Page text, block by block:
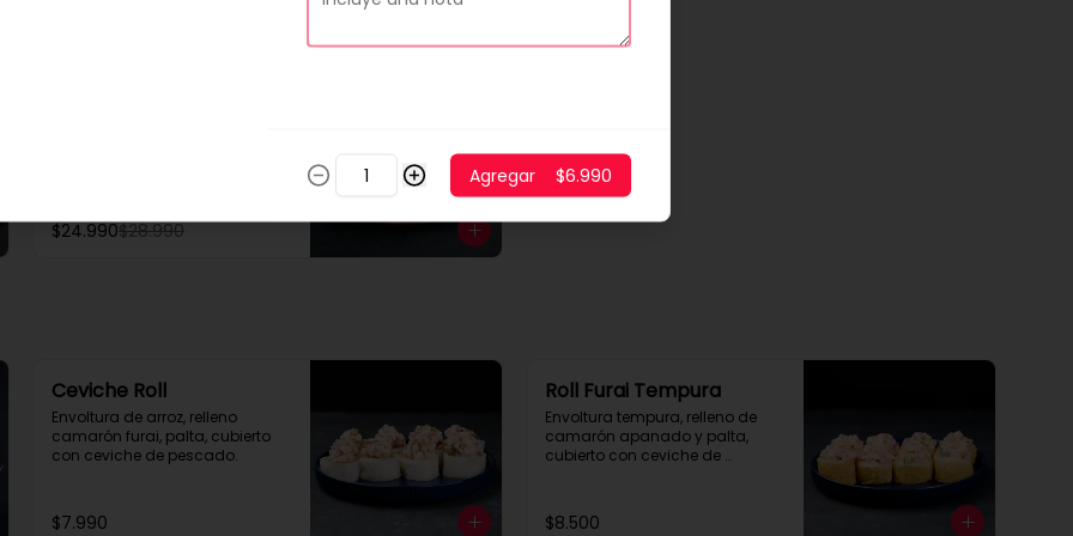
pollo, palta y cebollin
4 gyosas pollo y cerdo
$24.990$28.990
Ceviche Roll
Envoltura de arroz, relleno
camarón furai, palta, cubierto
con ceviche de pescado.
$7.990
Roll Furai Tempura
Envoltura tempura, relleno de
camarón apanado y palta,
cubierto con ceviche de
$8.500
Agregar $6.990